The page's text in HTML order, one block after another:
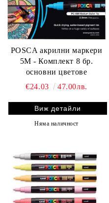
POSCA акрилни маркери
5M - Комплект 8 бр.
основни цветове
€24.03
47.00лв.
Виж детайли
Няма наличност